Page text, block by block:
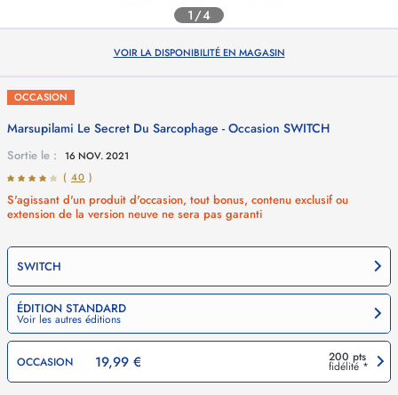
1/4
VOIR LA DISPONIBILITÉ EN MAGASIN
OCCASION
Marsupilami Le Secret Du Sarcophage - Occasion SWITCH
Sortie le :
16 NOV. 2021
( 40 )
S'agissant d'un produit d'occasion, tout bonus, contenu exclusif ou
extension de la version neuve ne sera pas garanti
ÉDITION STANDARD
Voir les autres éditions
SWITCH
OCCASION 19,99 € 200 pts
fidélité *